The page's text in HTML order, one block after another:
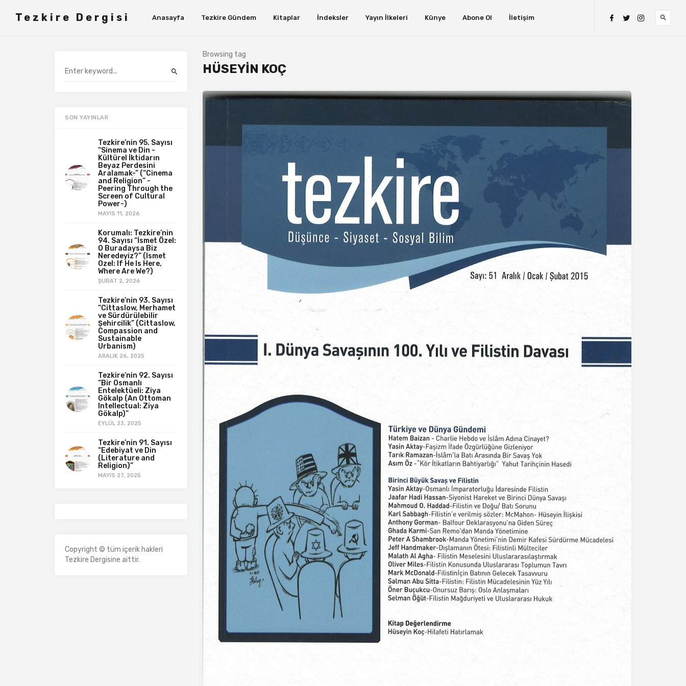
Tezkire Dergisi Anasayfa Tezkire Gündem Kitaplar İndeksler Yayın İlkeleri Künye Abone Ol İletişim
Browsing tag
HÜSEYIN KOÇ
SON YAYINLAR
Tezkire’nin 95. Sayısı
“Sinema ve Din -
Kültürel İktidarın
Beyaz Perdesini
Aralamak-” (“Cinema
and Religion” -
Peering Through the
Screen of Cultural
Power-)
MAYIS 11, 2026
Korumalı: Tezkire’nin
94. Sayısı “İsmet Özel:
O Buradaysa Biz
Neredeyiz?” (Ismet
Ozel: If He Is Here,
Where Are We?)
ŞUBAT 2, 2026
Tezkire’nin 93. Sayısı
“Cittaslow, Merhamet
ve Sürdürülebilir
Şehircilik” (Cittaslow,
Compassion and
Sustainable
Urbanism)
ARALIK 26, 2025
Tezkire’nin 92. Sayısı
“Bir Osmanlı
Entelektüeli: Ziya
Gökalp (An Ottoman
Intellectual: Ziya
Gökalp)”
EYLÜL 23, 2025
Tezkire’nin 91. Sayısı
“Edebiyat ve Din
(Literature and
Religion)”
MAYIS 27, 2025
Copyright © tüm içerik hakleri
Tezkire Dergisine aittir.